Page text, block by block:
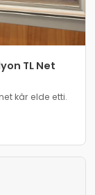
TL Net
kâr elde etti.